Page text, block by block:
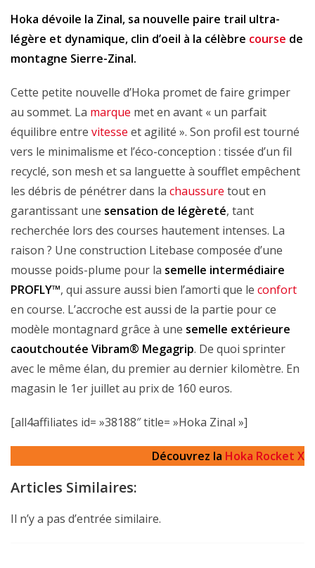
Hoka dévoile la Zinal, sa nouvelle paire trail ultra-
légère et dynamique, clin d’oeil à la célèbre course de
montagne Sierre-Zinal.
Cette petite nouvelle d’Hoka promet de faire grimper
au sommet. La marque met en avant « un parfait
équilibre entre vitesse et agilité ». Son profil est tourné
vers le minimalisme et l’éco-conception : tissée d’un fil
recyclé, son mesh et sa languette à soufflet empêchent
les débris de pénétrer dans la chaussure tout en
garantissant une sensation de légèreté, tant
recherchée lors des courses hautement intenses. La
raison ? Une construction Litebase composée d’une
mousse poids-plume pour la semelle intermédiaire
PROFLY™, qui assure aussi bien l’amorti que le confort
en course. L’accroche est aussi de la partie pour ce
modèle montagnard grâce à une semelle extérieure
caoutchoutée Vibram® Megagrip. De quoi sprinter
avec le même élan, du premier au dernier kilomètre. En
magasin le 1er juillet au prix de 160 euros.
[all4affiliates id= »38188″ title= »Hoka Zinal »]
Découvrez la Hoka Rocket X
Articles Similaires:
Il n’y a pas d’entrée similaire.